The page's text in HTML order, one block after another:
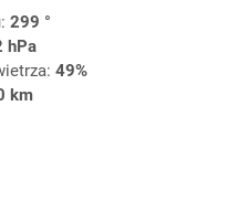
299 °
hPa
49%
km